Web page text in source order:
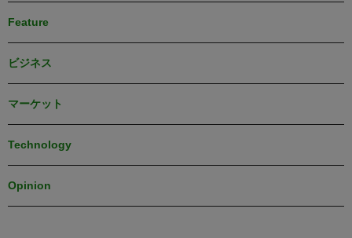
Feature
ビジネス
マーケット
Technology
Opinion